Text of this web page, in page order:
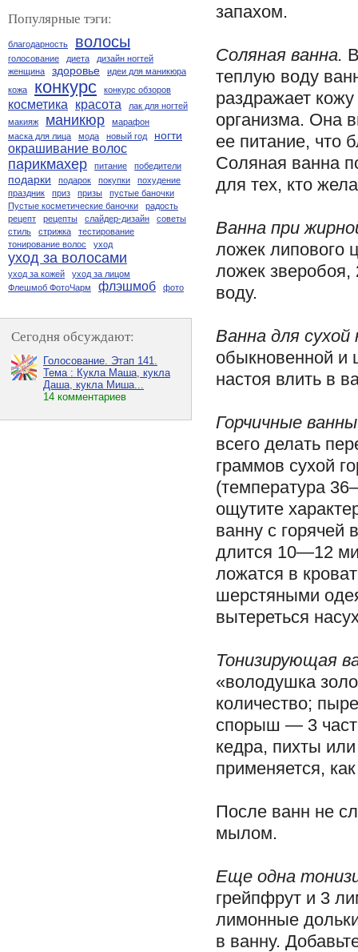
запахом.
Соляная ванна.
теплую воду
раздражает
организма. Она
ее питание, что
Соляная ванна
для тех, кто
Ванна при
ложек липового
ложек зверобоя,
воду.
Ванна для сухой
обыкновенной и
настоя влить в
Горчичные
всего делать
граммов сухой
(температура
ощутите
ванну с горячей
длится 10—12
ложатся в
шерстяными
вытереться
Тонизирующая
«володушка
количество;
спорыш — 3
кедра, пихты
применяется,
После ванн не
мылом.
Еще одна
грейпфрут и 3
лимонные
в ванну.
Популярные тэги:
благодарность волосы
голосование диета
дизайн ногтей
женщина
здоровье
идеи для маникюра
кожа
конкурс конкурс обзоров
косметика красота
лак для ногтей
макияж
маникюр
марафон
маска для лица
мода новый год ногти
окрашивание волос
парикмахер питание победители
подарки подарок покупки
похудение
праздник
приз призы
пустые баночки
Пустые косметические баночки
радость
рецепт
рецепты слайдер-дизайн
советы
стиль
стрижка
тестирование
тонирование волос
уход
уход за волосами
уход за кожей
уход за лицом
Флешмоб ФотоЧарм
флэшмоб фото
Сегодня обсуждают:
Голосование. Этап 141.
Тема : Кукла Маша, кукла
Даша, кукла Миша...
14 комментариев